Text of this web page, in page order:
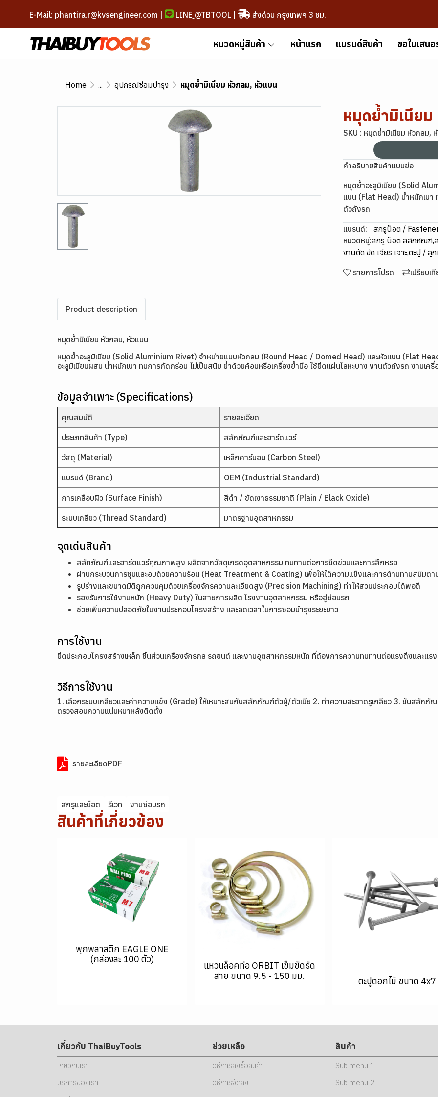
E-Mail: phantira.r@kvsengineer.com | LINE @TBTOOL| ส่งด่วน กรุงเทพฯ 3 ชม.
หมวดหมู่สินค้า หน้าแรก แบรนด์สินค้า ขอใบเสนอ
Home ... อุปกรณ์ซ่อมบำรุง หมุดย้ำมิเนียม หัวกลม, หัวแบน
หมุดย้ำมิเนีย
SKU : หมุดย้ำมิเนียม หัวกลม,
คำอธิบายสินค้าแบบย่อ
หมุดย้ำอะลูมิเนียม (Solid
แบน (Flat Head) น้ำหนักเบา
ตัวถังรถ
แบรนด์:
สกรูน็อต /
หมวดหมู่:สกรู น็อต สลักภัณฑ์,
งานตัด ขัด เจียร เจาะ,ตะปู / ลู
รายการโปรด เปรียบเ
Product description
หมุดย้ำมิเนียม หัวกลม, หัวแบน
หมุดย้ำอะลูมิเนียม (Solid Aluminium Rivet) จำหน่ายแบบหัวกลม (Round Head / Domed Head) และหัวแบน (Flat
อะลูมิเนียมผสม น้ำหนักเบา ทนการกัดกร่อน ไม่เป็นสนิม ย้ำด้วยค้อนหรือเครื่องย้ำมือ ใช้ยึดแผ่นโลหะบาง งานตัวถังรถ งานเค
ข้อมูลจำเพาะ (Specifications)
คุณสมบัติ รายละเอียด
ประเภทสินค้า (Type) สลักภัณฑ์และฮาร์ดแวร์
วัสดุ (Material) เหล็กคาร์บอน (Carbon Steel)
แบรนด์ (Brand) OEM (Industrial Standard)
การเคลือบผิว (Surface Finish) สีดำ / ขัดเงาธรรมชาติ (Plain / Black Oxide)
ระบบเกลียว (Thread Standard) มาตรฐานอุตสาหกรรม
จุดเด่นสินค้า
สลักภัณฑ์และฮาร์ดแวร์คุณภาพสูง ผลิตจากวัสดุเกรดอุตสาหกรรม ทนทานต่อการขีดข่วนและการสึกหรอ
ผ่านกระบวนการชุบและอบด้วยความร้อน (Heat Treatment & Coating) เพื่อให้ได้ความแข็งและการต้านทานสนิมตา
รูปร่างและขนาดมิติถูกควบคุมด้วยเครื่องจักรความละเอียดสูง (Precision Machining) ทำให้สวมประกอบได้พอดี
รองรับการใช้งานหนัก (Heavy Duty) ในสายการผลิต โรงงานอุตสาหกรรม หรืออู่ซ่อมรถ
ช่วยเพิ่มความปลอดภัยในงานประกอบโครงสร้าง และลดเวลาในการซ่อมบำรุงระยะยาว
การใช้งาน
ยึดประกอบโครงสร้างเหล็ก ชิ้นส่วนเครื่องจักรกล รถยนต์ และงานอุตสาหกรรมหนัก ที่ต้องการความทนทานต่อแรงดึงและแร
วิธีการใช้งาน
1. เลือกระบบเกลียวและค่าความแข็ง (Grade) ให้เหมาะสมกับสลักภัณฑ์ตัวผู้/ตัวเมีย 2. ทำความสะอาดรูเกลียว 3. ขันสลัก
ตรวจสอบความแน่นหนาหลังติดตั้ง
รายละเอียดPDF
สกรูและน็อต รีเวท งานซ่อมรถ
สินค้าที่เกี่ยวข้อง
พุกพลาสติก EAGLE ONE
(กล่องละ 100 ตัว)
แหวนล็อคท่อ ORBIT เข็มขัดรัด
สาย ขนาด 9.5 - 150 มม.
ตะปูตอกไม้ ขนาด 4x7
เกี่ยวกับ ThaiBuyTools
เกี่ยวกับเรา
บริการของเรา
ช่วยเหลือ
วิธีการสั่งซื้อสินค้า
วิธีการจัดส่ง
สินค้า
Sub menu 1
Sub menu 2